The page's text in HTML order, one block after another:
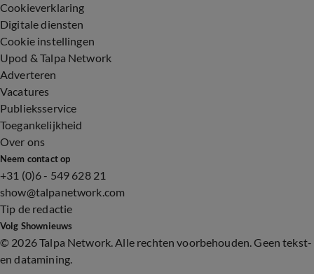
Cookieverklaring
Digitale diensten
Cookie instellingen
Upod & Talpa Network
Adverteren
Vacatures
Publieksservice
Toegankelijkheid
Over ons
Neem contact op
+31 (0)6 - 549 628 21
show@talpanetwork.com
Tip de redactie
Volg Shownieuws
© 2026 Talpa Network. Alle rechten voorbehouden. Geen tekst-
en datamining.